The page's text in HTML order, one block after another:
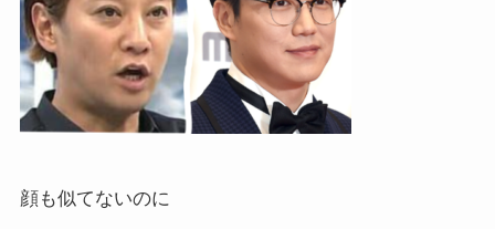
顔も似てないのに